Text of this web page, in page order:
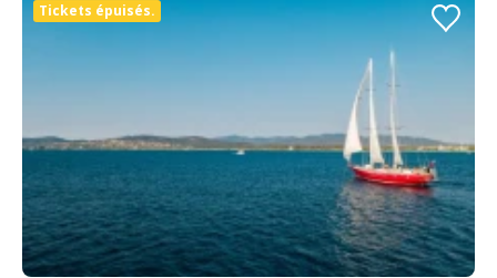
Tickets épuisés.